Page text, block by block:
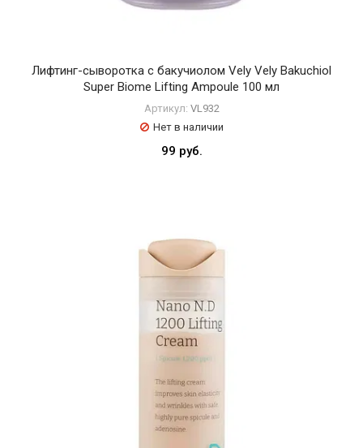
Лифтинг-сыворотка с бакучиолом Vely Vely Bakuchiol
Super Biome Lifting Ampoule 100 мл
Артикул: VL932
Нет в наличии
99 руб.